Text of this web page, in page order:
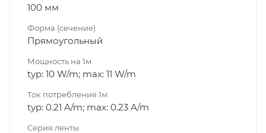
100 мм
Форма (сечение)
Прямоугольный
Мощность на 1м
typ: 10 W/m; max: 11 W/m
Ток потребления 1м
typ: 0.21 A/m; max: 0.23 A/m
Серия ленты